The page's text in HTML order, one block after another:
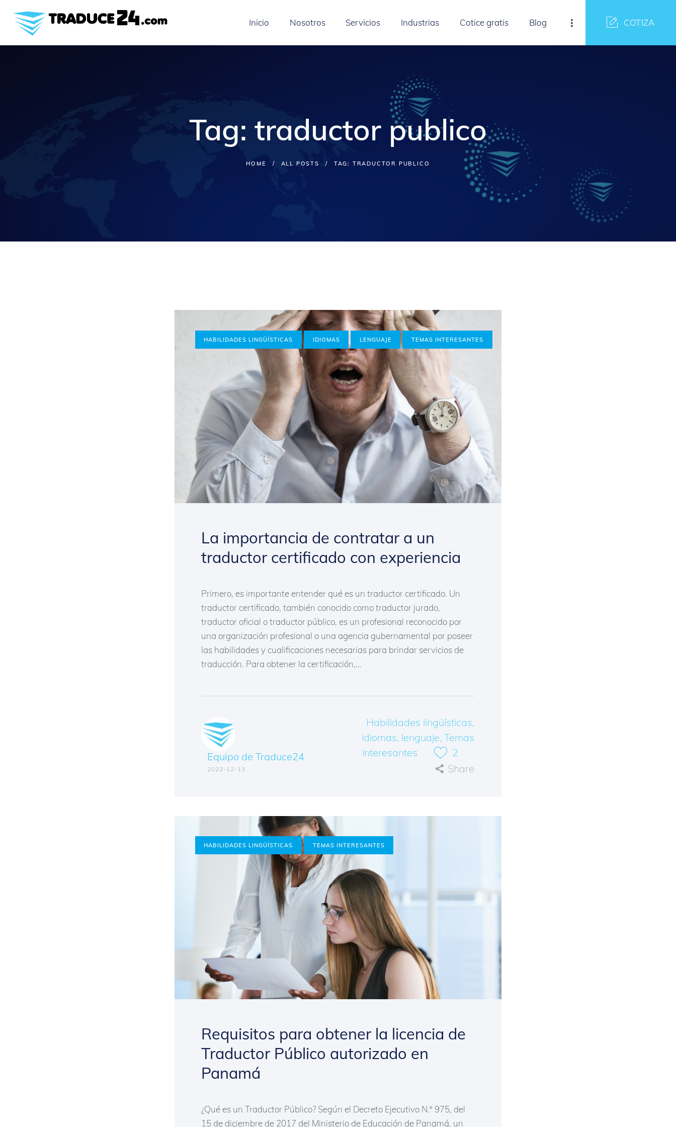
Inicio Nosotros Servicios Industrias Cotice gratis Blog COTIZA
Tag: traductor publico
HOME ALL POSTS TAG: TRADUCTOR PUBLICO
Inicio
Nosotros
HABILIDADES LINGÜÍSTICAS IDIOMAS LENGUAJE TEMAS INTERESANTES
La importancia de contratar a un
traductor certificado con experiencia
Primero, es importante entender qué es un traductor certificado. Un
traductor certificado, también conocido como traductor jurado,
traductor oficial o traductor público, es un profesional reconocido por
una organización profesional o una agencia gubernamental por poseer
las habilidades y cualificaciones necesarias para brindar servicios de
traducción. Para obtener la certificación,…
Equipo de Traduce24
2022-12-13
Habilidades lingüísticas,
idiomas, lenguaje, Temas
interesantes
2
Share
HABILIDADES LINGÜÍSTICAS TEMAS INTERESANTES
Requisitos para obtener la licencia de
Traductor Público autorizado en
Panamá
¿Qué es un Traductor Público? Según el Decreto Ejecutivo N.º 975, del
15 de diciembre de 2017 del Ministerio de Educación de Panamá, un